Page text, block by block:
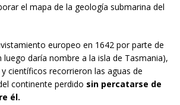
el mapa de la geología submarina del
europeo en 1642 por parte de
luego daría nombre a la isla de Tasmania),
científicos recorrieron las aguas de
continente perdido sin percatarse de
él.